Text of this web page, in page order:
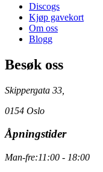
Discogs
Kjøp gavekort
Om oss
Blogg
Besøk oss
Skippergata 33,
0154 Oslo
Åpningstider
Man-fre:11:00 - 18:00